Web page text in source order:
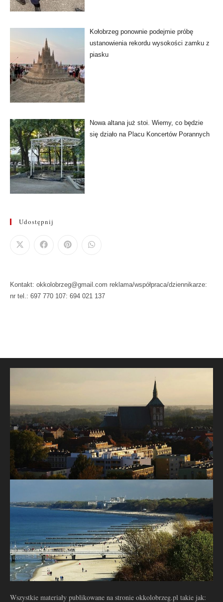
Kołobrzeg ponownie podejmie próbę
ustanowienia rekordu wysokości zamku z
piasku
Nowa altana już stoi. Wiemy, co będzie
się działo na Placu Koncertów Porannych
Udostępnij
Kontakt: okkolobrzeg@gmail.com reklama/współpraca/dziennikarze:
nr tel.: 697 770 107: 694 021 137
Wszystkie materiały publikowane na stronie okkolobrzeg.pl takie jak: